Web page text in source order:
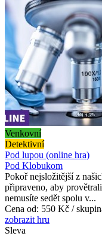
Venkovní
Detektivní
Pod lupou (online hra)
Pod Klobukom
Pokoř nejsložitější z
připraveno, aby
nemusíte sedět spolu v...
Cena od: 550 Kč /
zobrazit hru
Sleva